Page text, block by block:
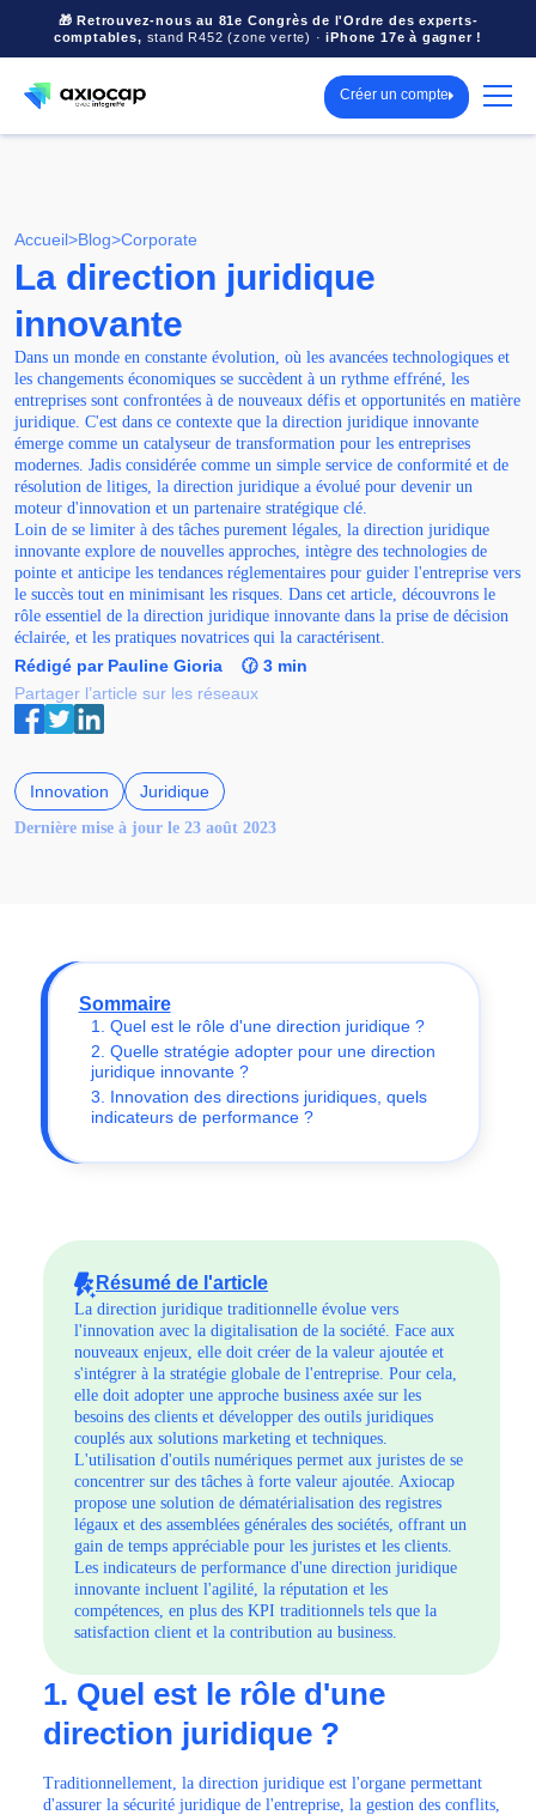
🎁 Retrouvez-nous au 81e Congrès de l'Ordre des experts-
comptables, stand R452 (zone verte) · iPhone 17e à gagner !
Créer un compte
Accueil >Blog>Corporate
La direction juridique
innovante
Dans un monde en constante évolution, où les avancées technologiques et
les changements économiques se succèdent à un rythme effréné, les
entreprises sont confrontées à de nouveaux défis et opportunités en matière
juridique. C'est dans ce contexte que la direction juridique innovante
émerge comme un catalyseur de transformation pour les entreprises
modernes. Jadis considérée comme un simple service de conformité et de
résolution de litiges, la direction juridique a évolué pour devenir un
moteur d'innovation et un partenaire stratégique clé.
Loin de se limiter à des tâches purement légales, la direction juridique
innovante explore de nouvelles approches, intègre des technologies de
pointe et anticipe les tendances réglementaires pour guider l'entreprise vers
le succès tout en minimisant les risques. Dans cet article, découvrons le
rôle essentiel de la direction juridique innovante dans la prise de décision
éclairée, et les pratiques novatrices qui la caractérisent.
Rédigé par Pauline Gioria
🕜 3 min
Partager l’article sur les réseaux
Innovation Juridique
Dernière mise à jour le 23 août 2023
Sommaire
1. Quel est le rôle d'une direction juridique ?
2. Quelle stratégie adopter pour une direction
juridique innovante ?
3. Innovation des directions juridiques, quels
indicateurs de performance ?
Résumé de l'article
La direction juridique traditionnelle évolue vers
l'innovation avec la digitalisation de la société. Face aux
nouveaux enjeux, elle doit créer de la valeur ajoutée et
s'intégrer à la stratégie globale de l'entreprise. Pour cela,
elle doit adopter une approche business axée sur les
besoins des clients et développer des outils juridiques
couplés aux solutions marketing et techniques.
L'utilisation d'outils numériques permet aux juristes de se
concentrer sur des tâches à forte valeur ajoutée. Axiocap
propose une solution de dématérialisation des registres
légaux et des assemblées générales des sociétés, offrant un
gain de temps appréciable pour les juristes et les clients.
Les indicateurs de performance d'une direction juridique
innovante incluent l'agilité, la réputation et les
compétences, en plus des KPI traditionnels tels que la
satisfaction client et la contribution au business.
1. Quel est le rôle d'une
direction juridique ?
Traditionnellement, la direction juridique est l'organe permettant
d'assurer la sécurité juridique de l'entreprise, la gestion des conflits,